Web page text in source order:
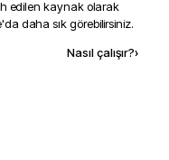
edilen kaynak olarak
daha sık görebilirsiniz.
Nasıl çalışır?›